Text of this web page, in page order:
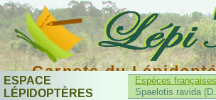
Carnets du
ESPACE
LÉPIDOPTÈRES
Espèces françaises
Spaelotis ravida